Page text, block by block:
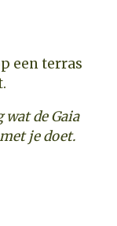
de Gaia
je doet.